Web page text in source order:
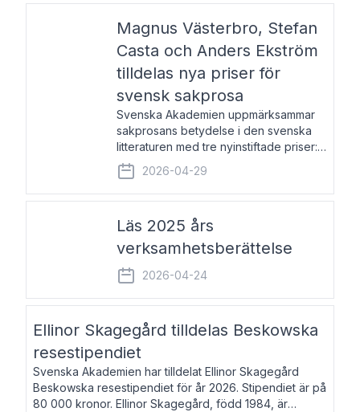
Magnus Västerbro, Stefan
Casta och Anders Ekström
tilldelas nya priser för
svensk sakprosa
Svenska Akademien uppmärksammar
sakprosans betydelse i den svenska
litteraturen med tre nyinstiftade priser:
Svenska Akademiens pris till
framstående författare av svensk
sakprosa som i år går till Magnus
2026-04-29
Läs 2025 års
verksamhetsberättelse
2026-04-24
Ellinor Skagegård tilldelas Beskowska
resestipendiet
Svenska Akademien har tilldelat Ellinor Skagegård
Beskowska resestipendiet för år 2026. Stipendiet är på
80 000 kronor. Ellinor Skagegård, född 1984, är